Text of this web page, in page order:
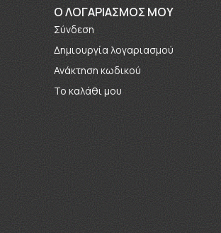
O ΛΟΓΑΡΙΑΣΜΟΣ ΜΟΥ
Σύνδεση
Δημιουργία λογαριασμού
Ανάκτηση κωδικού
Το καλάθι μου